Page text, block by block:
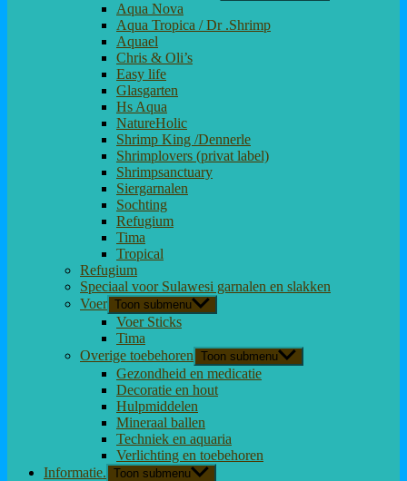
Aqua Nova
Aqua Tropica / Dr .Shrimp
Aquael
Chris & Oli’s
Easy life
Glasgarten
Hs Aqua
NatureHolic
Shrimp King /Dennerle
Shrimplovers (privat label)
Shrimpsanctuary
Siergarnalen
Sochting
Refugium
Tima
Tropical
Refugium
Speciaal voor Sulawesi garnalen en slakken
Voer Toon submenu
Voer Sticks
Tima
Overige toebehoren Toon submenu
Gezondheid en medicatie
Decoratie en hout
Hulpmiddelen
Mineraal ballen
Techniek en aquaria
Verlichting en toebehoren
Informatie. Toon submenu